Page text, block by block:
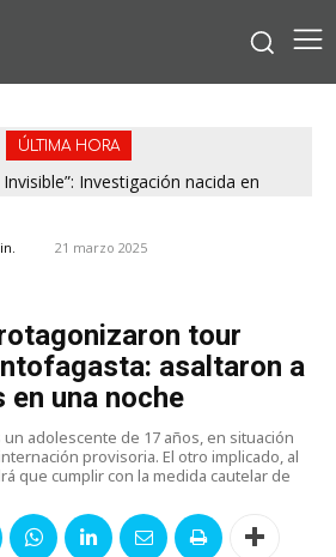
ÚLTIMA HORA
Investigación nacida en
21 marzo 2025
tour
asaltaron a
en una noche
adolescente de 17 años, en situación
provisoria. El otro implicado, al
que cumplir con la medida cautelar de